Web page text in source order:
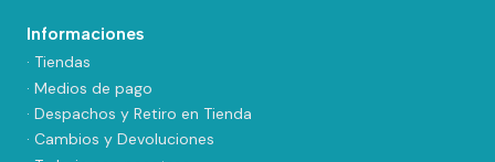
Informaciones
· Tiendas
· Medios de pago
· Despachos y Retiro en Tienda
· Cambios y Devoluciones